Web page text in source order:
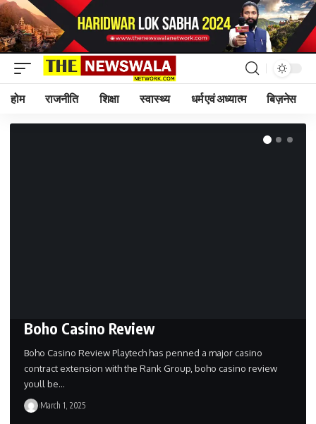
होम राजनीति शिक्षा स्वास्थ्य धर्म एवं अध्यात्म बिज़नेस
Boho Casino Review
Boho Casino Review Playtech has penned a major casino
contract extension with the Rank Group, boho casino review
youll be…
March 1, 2025